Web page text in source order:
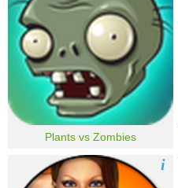
Plants vs Zombies
i